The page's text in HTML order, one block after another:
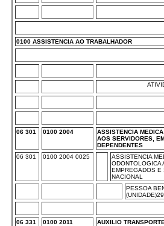
0100 ASSISTENCIA AO TRABALHADOR
06 301 0100 2004
ASSISTENCIA
AOS SERVIDORES,
DEPENDENTES
06 301
0100 2004 0025
ASSISTENCIA
ODONTOLOGICA
EMPREGADOS E
NACIONAL
PESSOA
06 331 0100 2011
AUXILIO